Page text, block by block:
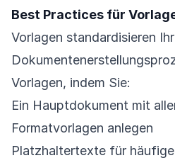
Best Practices für
Vorlagen standardisieren
Vorlagen, indem Sie:
Ein Hauptdokument mit
Formatvorlagen anlegen
Platzhaltertexte für